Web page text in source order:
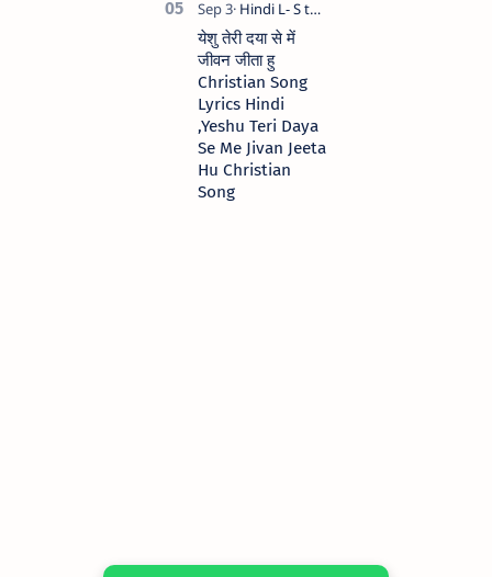
येशु तेरी दया से में
जीवन जीता हु
Christian Song
Lyrics Hindi
,Yeshu Teri Daya
Se Me Jivan Jeeta
Hu Christian
Song